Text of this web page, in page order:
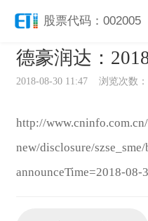
股票代码：002005
德豪润达：
2018-08-30 11:47 浏览次数：
http://
new/disclosure/
announceTime=2018-08-